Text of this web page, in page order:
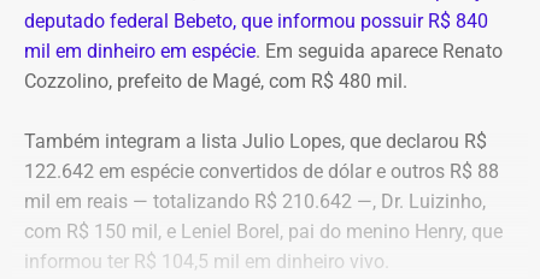
deputado federal Bebeto, que informou possuir R$ 840
mil em dinheiro em espécie. Em seguida aparece Renato
Cozzolino, prefeito de Magé, com R$ 480 mil.
Também integram a lista Julio Lopes, que declarou R$
122.642 em espécie convertidos de dólar e outros R$ 88
mil em reais — totalizando R$ 210.642 —, Dr. Luizinho,
com R$ 150 mil, e Leniel Borel, pai do menino Henry, que
informou ter R$ 104,5 mil em dinheiro vivo.